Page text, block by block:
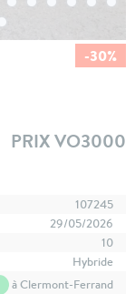
-30%
PRIX VO3000
107245
29/05/2026
10
Hybride
à Clermont-Ferrand